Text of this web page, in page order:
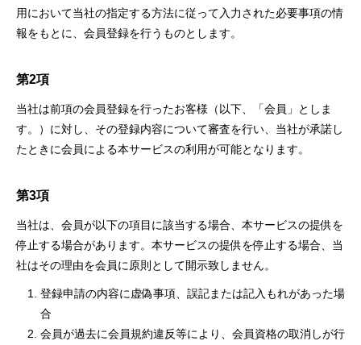
用において当社の指定する方法に従って入力された必要事項の情
報をもとに、会員登録を行うものとします。
第2項
当社は前項の会員登録を行ったお客様（以下、「会員」としま
す。）に対し、その登録内容について審査を行い、当社が承諾し
たときに会員による本サービスの利用が可能となります。
第3項
当社は、会員が以下の項目に該当する場合、本サービスの提供を
停止する場合があります。本サービスの提供を停止する場合、当
社はその理由を会員に原則として開示致しません。
登録申請の内容に虚偽事項、誤記または記入もれがあった場
合
会員が過去に会員規約違反等により、会員資格の取消しが行